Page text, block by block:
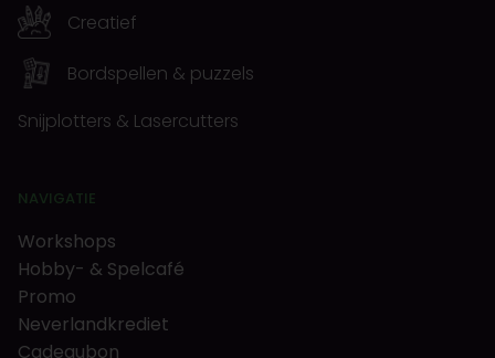
Creatief
Bordspellen & puzzels
Snijplotters & Lasercutters
NAVIGATIE
Workshops
Hobby- & Spelcafé
Promo
Neverlandkrediet
Cadeaubon